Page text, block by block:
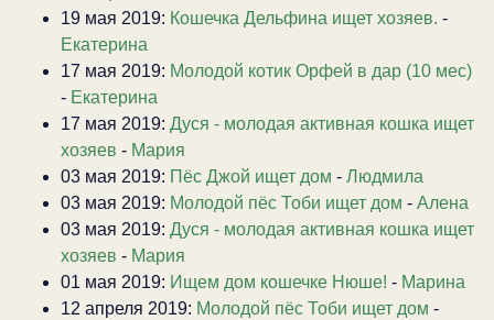
19 мая 2019: Кошечка Дельфина ищет хозяев. -
Екатерина
17 мая 2019: Молодой котик Орфей в дар (10 мес)
- Екатерина
17 мая 2019: Дуся - молодая активная кошка ищет
хозяев - Мария
03 мая 2019: Пёс Джой ищет дом - Людмила
03 мая 2019: Молодой пёс Тоби ищет дом - Алена
03 мая 2019: Дуся - молодая активная кошка ищет
хозяев - Мария
01 мая 2019: Ищем дом кошечке Нюше! - Марина
12 апреля 2019: Молодой пёс Тоби ищет дом -